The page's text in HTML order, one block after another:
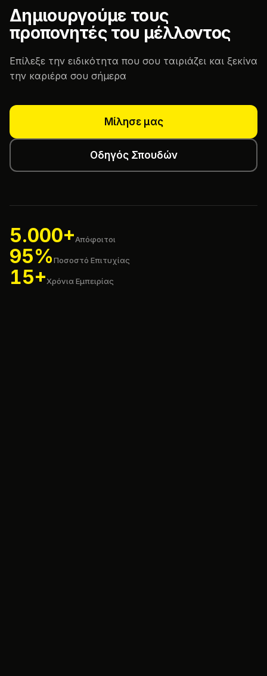
Δημιουργούμε τους
προπονητές του μέλλοντος
Επίλεξε την ειδικότητα που σου ταιριάζει και ξεκίνα
την καριέρα σου σήμερα
Μίλησε μας
Οδηγός Σπουδών
5.000+Απόφοιτοι
95%Ποσοστό Επιτυχίας
15+Χρόνια Εμπειρίας